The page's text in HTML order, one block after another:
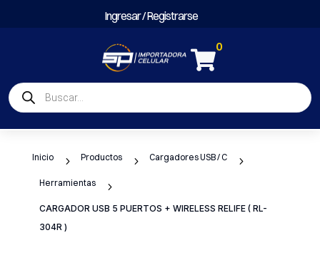
Ingresar / Registrarse

0
Búsqueda
de
productos
Inicio 5 Productos 5 Cargadores USB / C 5
Herramientas 5
CARGADOR USB 5 PUERTOS + WIRELESS RELIFE ( RL-
304R )